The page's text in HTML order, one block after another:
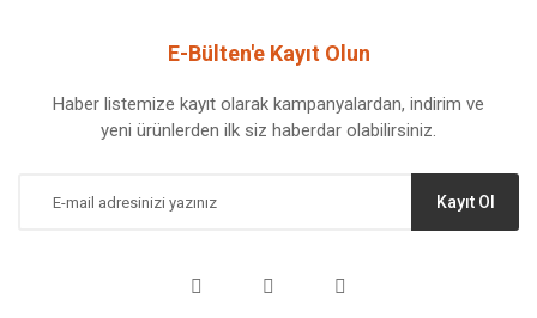
E-Bülten'e Kayıt Olun
Haber listemize kayıt olarak kampanyalardan, indirim ve
yeni ürünlerden ilk siz haberdar olabilirsiniz.
Kayıt Ol